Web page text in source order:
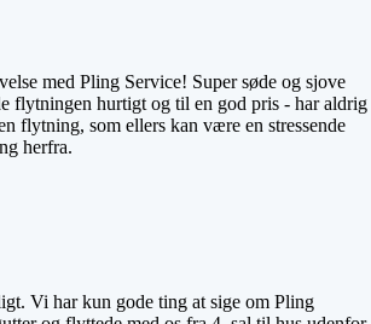
med Pling Service! Super søde og sjove
flytningen hurtigt og til en god pris - har aldrig
flytning, som ellers kan være en stressende
herfra.
Vi har kun gode ting at sige om Pling